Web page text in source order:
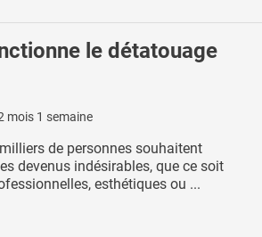
le détatouage
mois 1 semaine
de personnes souhaitent
devenus indésirables, que ce soit
esthétiques ou ...